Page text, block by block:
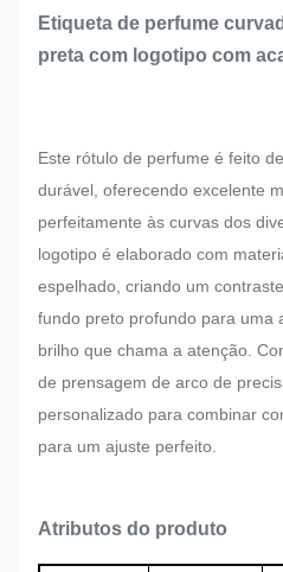
Etiqueta de perfume
preta com logotipo com
Este rótulo de perfume é feito
durável, oferecendo excelente
perfeitamente às curvas dos
logotipo é elaborado com
espelhado, criando um
fundo preto profundo para uma
brilho que chama a atenção.
de prensagem de arco de
personalizado para combinar
para um ajuste perfeito.
Atributos do produto